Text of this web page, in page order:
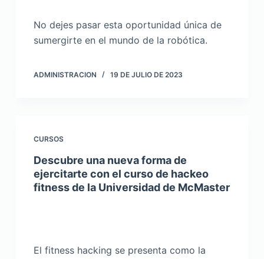
No dejes pasar esta oportunidad única de
sumergirte en el mundo de la robótica.
ADMINISTRACION 19 DE JULIO DE 2023
CURSOS
Descubre una nueva forma de
ejercitarte con el curso de hackeo
fitness de la Universidad de McMaster
El fitness hacking se presenta como la